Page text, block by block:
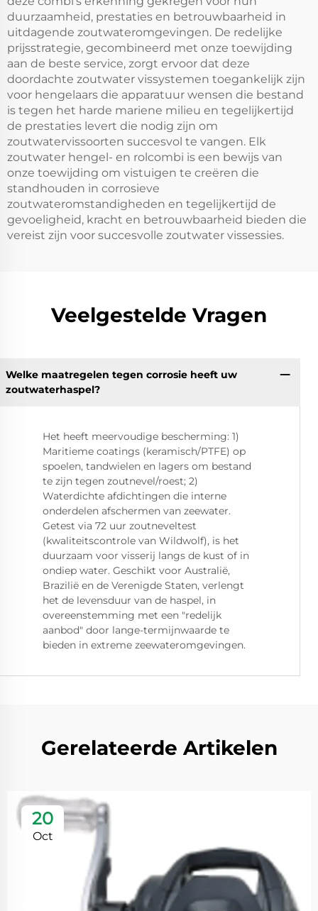
duurzaamheid, prestaties en betrouwbaarheid in
uitdagende zoutwateromgevingen. De redelijke
prijsstrategie, gecombineerd met onze toewijding
aan de beste service, zorgt ervoor dat deze
doordachte zoutwater vissystemen toegankelijk zijn
voor hengelaars die apparatuur wensen die bestand
is tegen het harde mariene milieu en tegelijkertijd
de prestaties levert die nodig zijn om
zoutwatervissoorten succesvol te vangen. Elk
zoutwater hengel- en rolcombi is een bewijs van
onze toewijding om vistuigen te creëren die
standhouden in corrosieve
zoutwateromstandigheden en tegelijkertijd de
gevoeligheid, kracht en betrouwbaarheid bieden die
vereist zijn voor succesvolle zoutwater vissessies.
Veelgestelde Vragen
Welke maatregelen tegen corrosie heeft uw
zoutwaterhaspel?
Het heeft meervoudige bescherming: 1)
Maritieme coatings (keramisch/PTFE) op
spoelen, tandwielen en lagers om bestand
te zijn tegen zoutnevel/roest; 2)
Waterdichte afdichtingen die interne
onderdelen afschermen van zeewater.
Getest via 72 uur zoutneveltest
(kwaliteitscontrole van Wildwolf), is het
duurzaam voor visserij langs de kust of in
ondiep water. Geschikt voor Australië,
Brazilië en de Verenigde Staten, verlengt
het de levensduur van de haspel, in
overeenstemming met een "redelijk
aanbod" door lange-termijnwaarde te
bieden in extreme zeewateromgevingen.
Gerelateerde Artikelen
20
Oct